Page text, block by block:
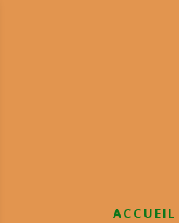
ACCUEIL